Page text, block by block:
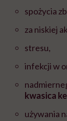
spożycia
za niskiej
stresu,
infekcji w
kwasica
używania